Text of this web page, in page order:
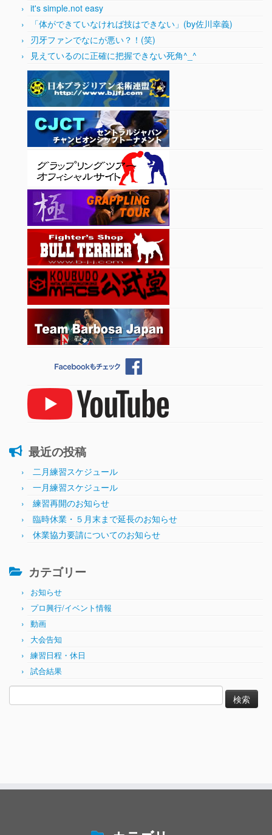
it's simple.not easy
「体ができていなければ技はできない」(by佐川幸義)
刃牙ファンでなにが悪い？！(笑)
見えているのに正確に把握できない死角^_^
最近の投稿
二月練習スケジュール
一月練習スケジュール
練習再開のお知らせ
臨時休業・５月末まで延長のお知らせ
休業協力要請についてのお知らせ
カテゴリー
お知らせ
プロ興行/イベント情報
動画
大会告知
練習日程・休日
試合結果
索: